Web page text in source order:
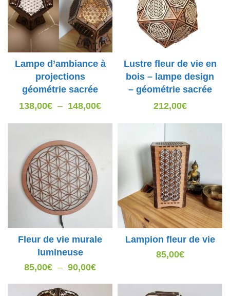
Lampe d’ambiance à
projections
géométrie sacrée
138,00€ – 148,00€Plage
Lustre fleur de vie en
bois – lampe design
– géométrie sacrée
212,00€
Fleur de vie murale
lumineuse
85,00€ – 90,00€Plage
Lampion fleur de vie
85,00€